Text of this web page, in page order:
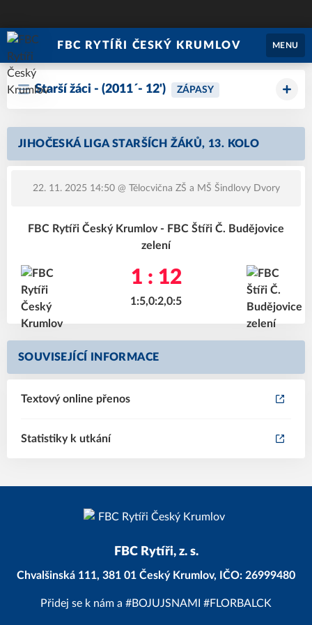
FBC RYTÍŘI ČESKÝ KRUMLOV MENU
Starší žáci - (2011´- 12') ZÁPASY
JIHOČESKÁ LIGA STARŠÍCH ŽÁKŮ, 13. KOLO
22. 11. 2025 14:50@ Tělocvična ZŠ a MŠ Šindlovy Dvory
FBC Rytíři Český Krumlov - FBC Štíři Č. Budějovice
zelení
1 : 12
1:5,0:2,0:5
SOUVISEJÍCÍ INFORMACE
Textový online přenos
Statistiky k utkání
FBC Rytíři, z. s.
Chvalšinská 111, 381 01 Český Krumlov, IČO: 26999480
Přidej se k nám a #BOJUJSNAMI #FLORBALCK